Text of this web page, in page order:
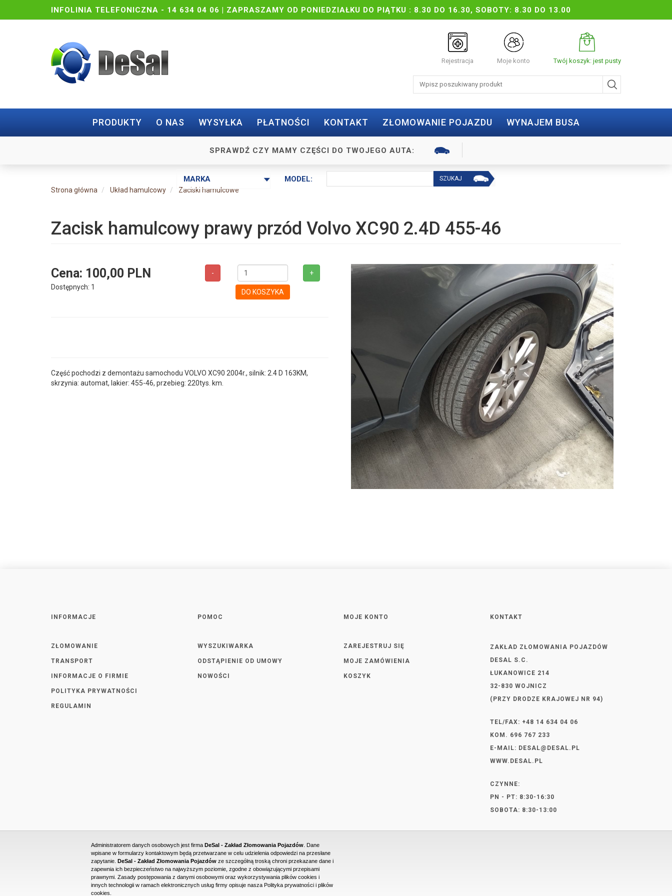
INFOLINIA TELEFONICZNA - 14 634 04 06 | ZAPRASZAMY OD PONIEDZIAŁKU DO PIĄTKU : 8.30 DO 16.30, SOBOTY: 8.30 DO 13.00
Rejestracja Moje konto Twój koszyk: jest pusty
PRODUKTY O NAS WYSYŁKA PŁATNOŚCI KONTAKT ZŁOMOWANIE POJAZDU WYNAJEM BUSA
SPRAWDŹ CZY MAMY CZĘŚCI DO TWOJEGO AUTA:
MODEL:
Strona główna Układ hamulcowy Zaciski hamulcowe
Zacisk hamulcowy prawy przód Volvo XC90 2.4D 455-46
Cena: 100,00 PLN
Dostępnych: 1
- +
DO KOSZYKA
Część pochodzi z demontażu samochodu VOLVO XC90 2004r., silnik: 2.4 D 163KM,
skrzynia: automat, lakier: 455-46, przebieg: 220tys. km.
INFORMACJE
ZŁOMOWANIE
TRANSPORT
INFORMACJE O FIRMIE
POLITYKA PRYWATNOŚCI
REGULAMIN
POMOC
WYSZUKIWARKA
ODSTĄPIENIE OD UMOWY
NOWOŚCI
MOJE KONTO
ZAREJESTRUJ SIĘ
MOJE ZAMÓWIENIA
KOSZYK
KONTAKT
ZAKŁAD ZŁOMOWANIA POJAZDÓW
DESAL S.C.
ŁUKANOWICE 214
32-830 WOJNICZ
(PRZY DRODZE KRAJOWEJ NR 94)
TEL/FAX: +48 14 634 04 06
KOM. 696 767 233
E-MAIL: DESAL@DESAL.PL
WWW.DESAL.PL
CZYNNE:
PN - PT: 8:30-16:30
SOBOTA: 8:30-13:00
PROJEKT I WYKONANIE STRONY WWW: DUONET
Administratorem danych osobowych jest firma DeSal - Zakład Złomowania Pojazdów . Dane
wpisane w formularzy kontaktowym będą przetwarzane w celu udzielenia odpowiedzi na przesłane
zapytanie. DeSal - Zakład Złomowania Pojazdów ze szczególną troską chroni przekazane dane i
zapewnia ich bezpieczeństwo na najwyższym poziomie, zgodne z obowiązującymi przepisami
prawnymi. Zasady postępowania z danymi osobowymi oraz wykorzystywania plików cookies i
innych technologii w ramach elektronicznych usług firmy opisuje nasza Polityka prywatności i plików
cookies.